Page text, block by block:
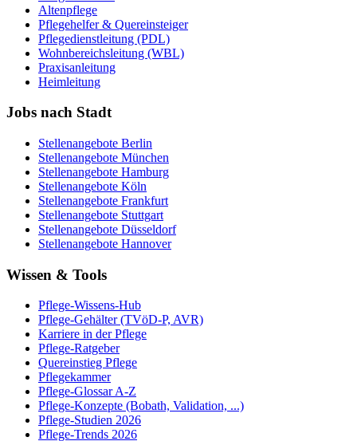
Altenpflege
Pflegehelfer & Quereinsteiger
Pflegedienstleitung (PDL)
Wohnbereichsleitung (WBL)
Praxisanleitung
Heimleitung
Jobs nach Stadt
Stellenangebote Berlin
Stellenangebote München
Stellenangebote Hamburg
Stellenangebote Köln
Stellenangebote Frankfurt
Stellenangebote Stuttgart
Stellenangebote Düsseldorf
Stellenangebote Hannover
Wissen & Tools
Pflege-Wissens-Hub
Pflege-Gehälter (TVöD-P, AVR)
Karriere in der Pflege
Pflege-Ratgeber
Quereinstieg Pflege
Pflegekammer
Pflege-Glossar A-Z
Pflege-Konzepte (Bobath, Validation, ...)
Pflege-Studien 2026
Pflege-Trends 2026